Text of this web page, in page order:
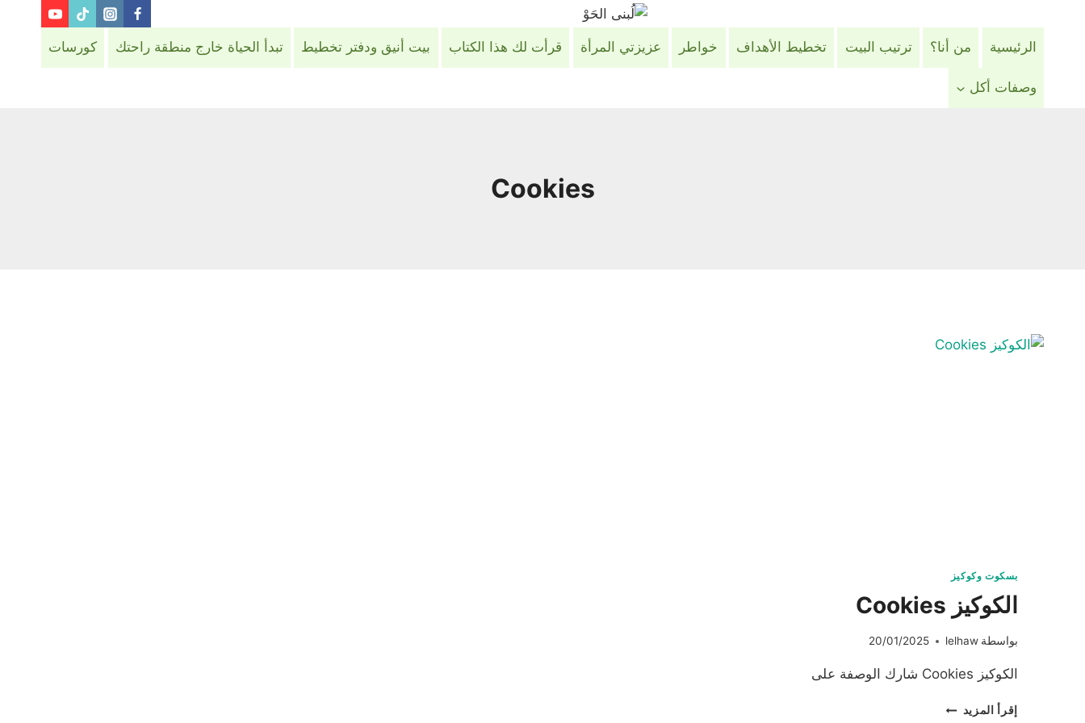
الرئيسية من أنا؟ ترتيب البيت تخطيط الأهداف خواطر عزيزتي المرأة قرأت لك هذا الكتاب بيت أنيق ودفتر تخطيط تبدأ الحياة خارج منطقة راحتك كورسات
وصفات أكل
Cookies
بسكوت وكوكيز
الكوكيز Cookies
بواسطة lelhaw
20/01/2025
الكوكيز Cookies شارك الوصفة على
إقرأ المزيد الكوكيز